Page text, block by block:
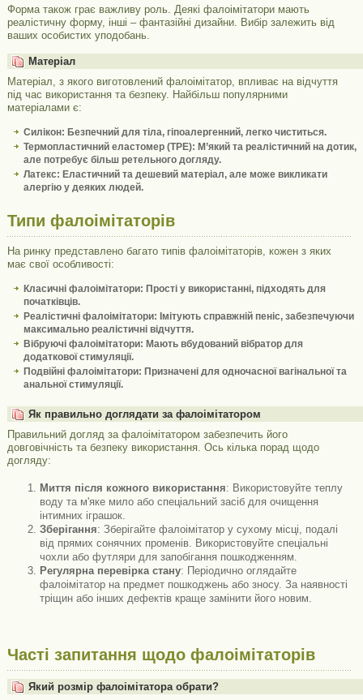
Форма також грає важливу роль. Деякі фалоімітатори мають
реалістичну форму, інші – фантазійні дизайни. Вибір залежить від
ваших особистих уподобань.
Матеріал
Матеріал, з якого виготовлений фалоімітатор, впливає на відчуття
під час використання та безпеку. Найбільш популярними
матеріалами є:
Силікон: Безпечний для тіла, гіпоалергенний, легко чиститься.
Термопластичний еластомер (TPE): М’який та реалістичний на дотик,
але потребує більш ретельного догляду.
Латекс: Еластичний та дешевий матеріал, але може викликати
алергію у деяких людей.
Типи фалоімітаторів
На ринку представлено багато типів фалоімітаторів, кожен з яких
має свої особливості:
Класичні фалоімітатори: Прості у використанні, підходять для
початківців.
Реалістичні фалоімітатори: Імітують справжній пеніс, забезпечуючи
максимально реалістичні відчуття.
Вібруючі фалоімітатори: Мають вбудований вібратор для
додаткової стимуляції.
Подвійні фалоімітатори: Призначені для одночасної вагінальної та
анальної стимуляції.
Як правильно доглядати за фалоімітатором
Правильний догляд за фалоімітатором забезпечить його
довговічність та безпеку використання. Ось кілька порад щодо
догляду:
Миття після кожного використання: Використовуйте теплу
воду та м'яке мило або спеціальний засіб для очищення
інтимних іграшок.
Зберігання: Зберігайте фалоімітатор у сухому місці, подалі
від прямих сонячних променів. Використовуйте спеціальні
чохли або футляри для запобігання пошкодженням.
Регулярна перевірка стану: Періодично оглядайте
фалоімітатор на предмет пошкоджень або зносу. За наявності
тріщин або інших дефектів краще замінити його новим.
Часті запитання щодо фалоімітаторів
Який розмір фалоімітатора обрати?